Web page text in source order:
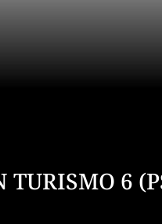
TURISMO 6